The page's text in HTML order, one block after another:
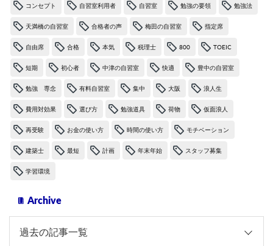
コンセプト 自習室利用者 自習室 勉強の要領 勉強法
天満橋の自習室 合格者の声 梅田の自習室 指定席
自由席 合格 本気 税理士 800 TOEIC
短期 初心者 中津の自習室 快適 豊中の自習室
勉強 専念 有料自習室 集中 大阪 浪人生
費用対効果 選び方 勉強道具 荷物 仮面浪人
再受験 お金の使い方 時間の使い方 モチベーション
建築士 最短 計画 年末年始 スタッフ募集
学習環境
Archive